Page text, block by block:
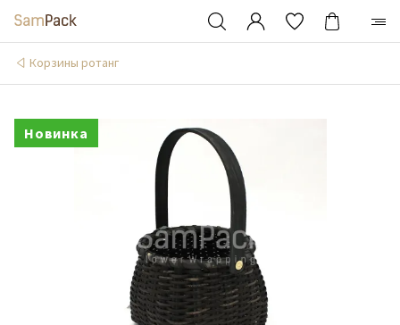
Корзины ротанг
Новинка